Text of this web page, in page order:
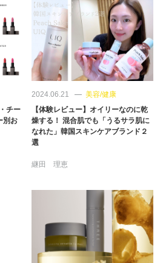
チー
別お
2024.06.21
美容/健康
【体験レビュー】オイリーなのに乾
燥する！ 混合肌でも「うるサラ肌に
なれた」韓国スキンケアブランド２
選
継田 理恵